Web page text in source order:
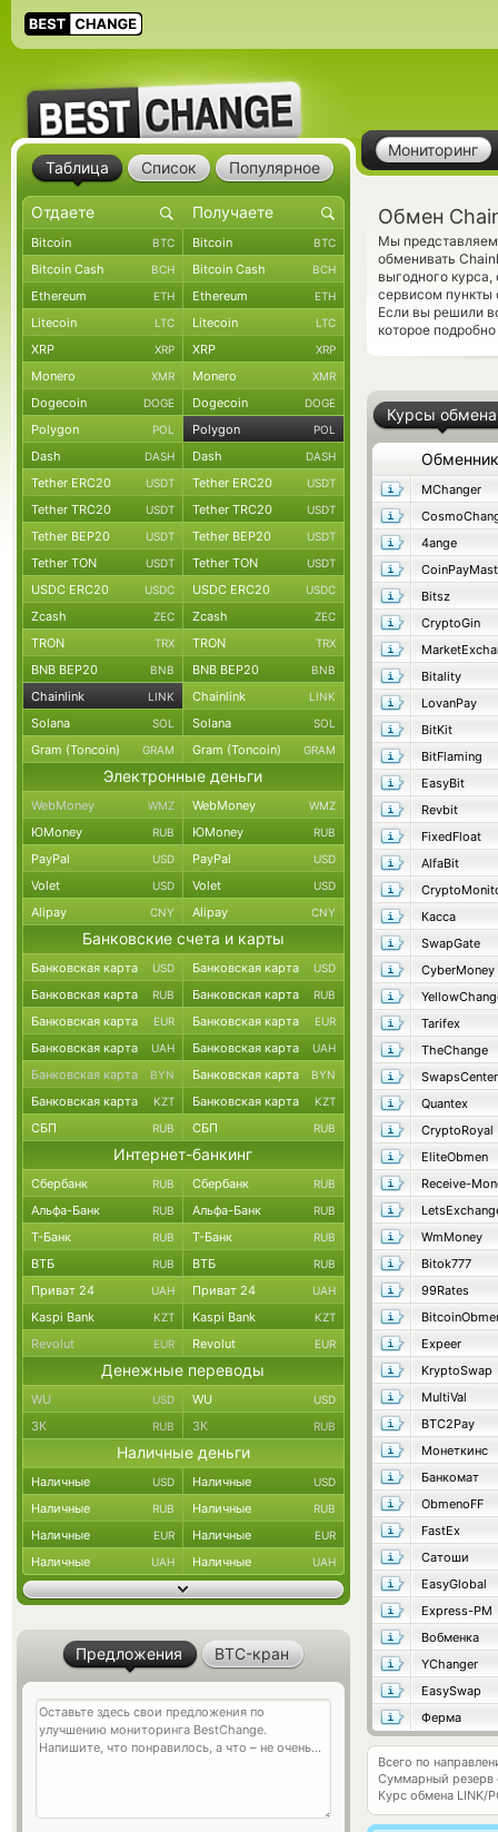
Мониторинг
Обмен
Мы представляем
обменивать
выгодного
сервисом пункты
Если вы решили
которое
Курсы обмена
Обменник
MChanger
4ange
Bitsz
CryptoGin
Bitality
LovanPay
BitKit
BitFlaming
EasyBit
Revbit
FixedFloat
AlfaBit
Касса
SwapGate
CyberMoney
Tarifex
TheChange
SwapsCenter
Quantex
CryptoRoyal
EliteObmen
Receive-
WmMoney
Bitok777
99Rates
Expeer
KryptoSwap
MultiVal
BTC2Pay
Монеткинс
Банкомат
ObmenoFF
FastEx
Сатоши
EasyGlobal
Express-PM
Вобменка
YChanger
EasySwap
Ферма
Всего по
Суммарный резерв
Курс обмена LINK/
Таблица Список Популярное
Bitcoin BTC Bitcoin BTC
Bitcoin Cash BCH Bitcoin Cash BCH
Ethereum ETH Ethereum ETH
Litecoin LTC Litecoin LTC
XRP XRP XRP XRP
Monero XMR Monero XMR
Dogecoin DOGE Dogecoin DOGE
Polygon POL Polygon POL
Dash DASH Dash DASH
Tether ERC20 USDT Tether ERC20 USDT
Tether TRC20 USDT Tether TRC20 USDT
Tether BEP20 USDT Tether BEP20 USDT
Tether TON USDT Tether TON USDT
USDC ERC20 USDC USDC ERC20 USDC
Zcash ZEC Zcash ZEC
TRON TRX TRON TRX
BNB BEP20 BNB BNB BEP20 BNB
Chainlink LINK Chainlink LINK
Solana SOL Solana SOL
Gram (Toncoin) GRAM Gram (Toncoin) GRAM
Электронные деньги
WebMoney WMZ WebMoney WMZ
ЮMoney RUB ЮMoney RUB
PayPal USD PayPal USD
Volet USD Volet USD
Alipay CNY Alipay CNY
Банковские счета и карты
Банковская карта USD Банковская карта USD
Банковская карта RUB Банковская карта RUB
Банковская карта EUR Банковская карта EUR
Банковская карта UAH Банковская карта UAH
Банковская карта BYN Банковская карта BYN
Банковская карта KZT Банковская карта KZT
СБП RUB СБП RUB
Интернет-банкинг
Сбербанк RUB Сбербанк RUB
Альфа-Банк RUB Альфа-Банк RUB
Т-Банк RUB Т-Банк RUB
ВТБ RUB ВТБ RUB
Приват 24 UAH Приват 24 UAH
Kaspi Bank KZT Kaspi Bank KZT
Revolut EUR Revolut EUR
Денежные переводы
WU USD WU USD
ЗК RUB ЗК RUB
Наличные деньги
Наличные USD Наличные USD
Наличные RUB Наличные RUB
Наличные EUR Наличные EUR
Наличные UAH Наличные UAH
Предложения BTC-кран